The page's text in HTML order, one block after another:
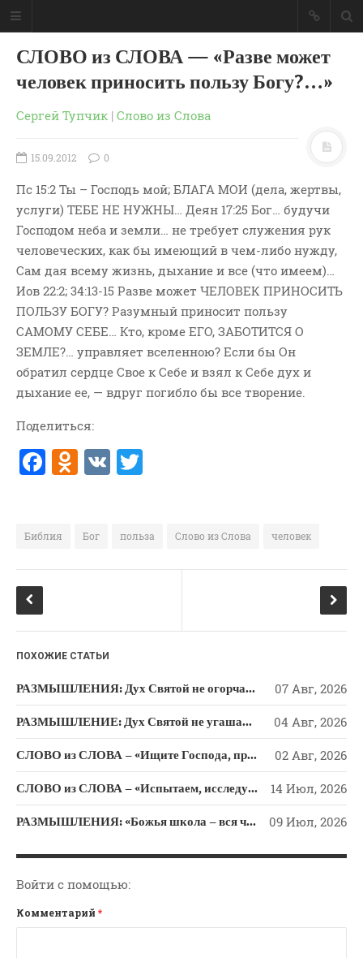
ГЛАВНАЯ
МОИ КНИГИ
СЛОВО-АУДИО
СЛОВО-ВИДЕО
ВОПРОСЫ ПАСТОРУ
РУБРИКИ
Аудио
Информация
Книги
Мини-Проповеди
Новости
Поэзия
Притчи
Проповедь-Аудио
Размышления
Семинар "Второе
Семинары Для Лидеров/
СЛОВО из СЛОВА — «Разве может
человек приносить пользу Богу?…»
Сергей Тупчик | Слово из Слова
15.09.2012 0
Пс 15:2 Ты – Господь мой; БЛАГА МОИ (дела, жертвы,
услуги) ТЕБЕ НЕ НУЖНЫ… Деян 17:25 Бог… будучи
Господом неба и земли… не требует служения рук
человеческих, как бы имеющий в чем-либо нужду,
Сам дая всему жизнь, дыхание и все (что имеем)…
Иов 22:2; 34:13-15 Разве может ЧЕЛОВЕК ПРИНОСИТЬ
ПОЛЬЗУ БОГУ? Разумный приносит пользу
САМОМУ СЕБЕ… Кто, кроме ЕГО, ЗАБОТИТСЯ О
ЗЕМЛЕ?… управляет вселенною? Если бы Он
обратил сердце Свое к Себе и взял к Себе дух и
дыхание ее, — вдруг погибло бы все творение.
Поделиться:
F
a
e
b
k
O
d
o
kl
ni
ki
V
K
te
r
Библия Бог польза Слово из Слова человек
ПОХОЖИЕ СТАТЬИ
РАЗМЫШЛЕНИЯ: Дух Святой не огорчайте и не оскорбляйте! 07 Авг, 2026
РАЗМЫШЛЕНИЕ: Дух Святой не угашайте! 04 Авг, 2026
СЛОВО из СЛОВА – «Ищите Господа, призывайте Его» (Исаии 55) 02 Авг, 2026
СЛОВО из СЛОВА – «Испытаем, исследуем пути свои и обратимся к Господу» 14 Июл, 2026
РАЗМЫШЛЕНИЯ: «Божья школа – вся человеческая жизнь» 09 Июл, 2026
Войти с помощью:
Комментарий *